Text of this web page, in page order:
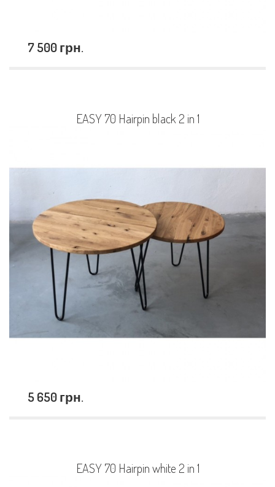
7 500 грн.
EASY 70 Hairpin black 2 in 1
5 650 грн.
EASY 70 Hairpin white 2 in 1